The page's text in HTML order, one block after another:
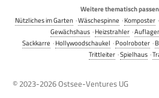
Weitere thematisch
Nützliches im Garten·Wäschespinne ·Komposter·
Gewächshaus·Heizstrahler·
Sackkarre ·Hollywoodschaukel ·Poolroboter·
Trittleiter·Spielhaus·
© 2023-2026Ostsee-Ventures UG